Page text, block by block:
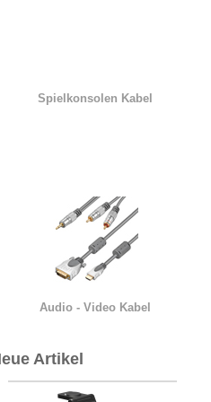
Spielkonsolen Kabel
Audio - Video Kabel
Artikel